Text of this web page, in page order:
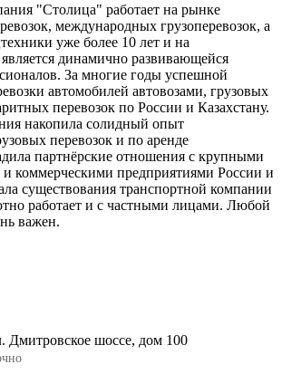
"Столица" работает на рынке
международных грузоперевозок, а
уже более 10 лет и на
динамично развивающейся
За многие годы успешной
автомобилей автовозами, грузовых
перевозок по России и Казахстану.
накопила солидный опыт
перевозок и по аренде
партнёрские отношения с крупными
и коммерческими предприятиями России и
существования транспортной компании
работает и с частными лицами. Любой
важен.
Дмитровское шоссе, дом 100